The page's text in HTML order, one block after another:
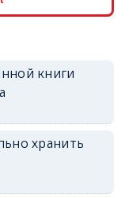
erid: 2SDnjdPjgYS
книги
хранить